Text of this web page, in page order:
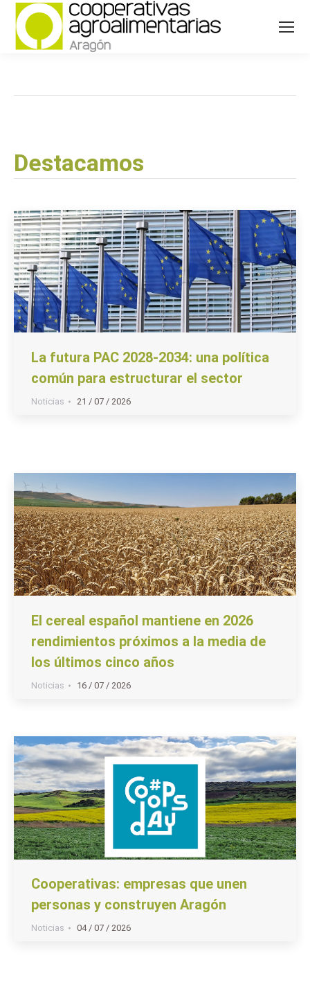
Destacamos
La futura PAC 2028-2034: una política
común para estructurar el sector
Noticias 21 / 07 / 2026
El cereal español mantiene en 2026
rendimientos próximos a la media de
los últimos cinco años
Noticias 16 / 07 / 2026
Cooperativas: empresas que unen
personas y construyen Aragón
Noticias 04 / 07 / 2026